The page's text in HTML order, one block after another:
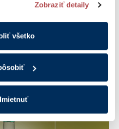
Zobraziť detaily
všetko
upresňuje výrobná riaditeľka
vodou na
52% a kplneniudo